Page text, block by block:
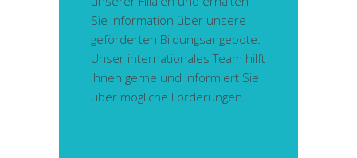
Sie Information über unsere
geförderten Bildungsangebote.
Unser internationales Team hilft
Ihnen gerne und informiert Sie
über mögliche Förderungen.